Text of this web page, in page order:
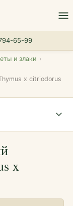
65-99
и злаки
x citriodorus
x